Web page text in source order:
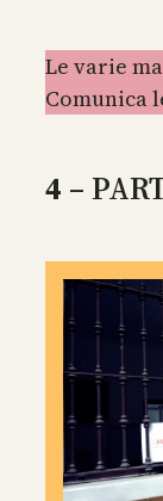
Le varie
Comunica
4 –